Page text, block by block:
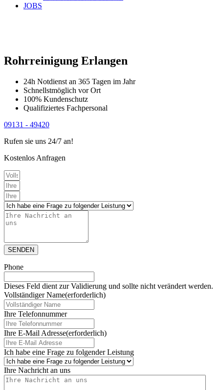
JOBS
Rohrreinigung Erlangen
24h Notdienst an 365 Tagen im Jahr
Schnellstmöglich vor Ort
100% Kundenschutz
Qualifiziertes Fachpersonal
09131 - 49420
Rufen sie uns 24/7 an!
Kostenlos Anfragen
SENDEN
Phone
Dieses Feld dient zur Validierung und sollte nicht verändert werden.
Vollständiger Name(erforderlich)
Ihre Telefonnummer
Ihre E-Mail Adresse(erforderlich)
Ich habe eine Frage zu folgender Leistung
Ihre Nachricht an uns